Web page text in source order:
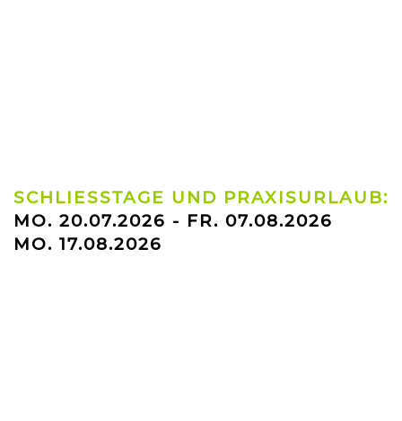
SCHLIESSTAGE UND PRAXISURLAUB:
MO. 20.07.2026 - FR. 07.08.2026
MO. 17.08.2026